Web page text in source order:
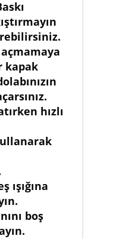
açmamaya
kapak
hızlı
ışığına
boş